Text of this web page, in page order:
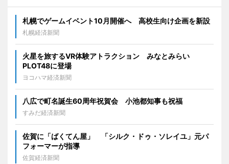
札幌でゲームイベント10月開催へ 高校生向け企画を新設
札幌経済新聞
火星を旅するVR体験アトラクション みなとみらい
PLOT48に登場
ヨコハマ経済新聞
八広で町名誕生60周年祝賀会 小池都知事も祝福
すみだ経済新聞
佐賀に「ばくてん屋」 「シルク・ドゥ・ソレイユ」元パ
フォーマーが指導
佐賀経済新聞